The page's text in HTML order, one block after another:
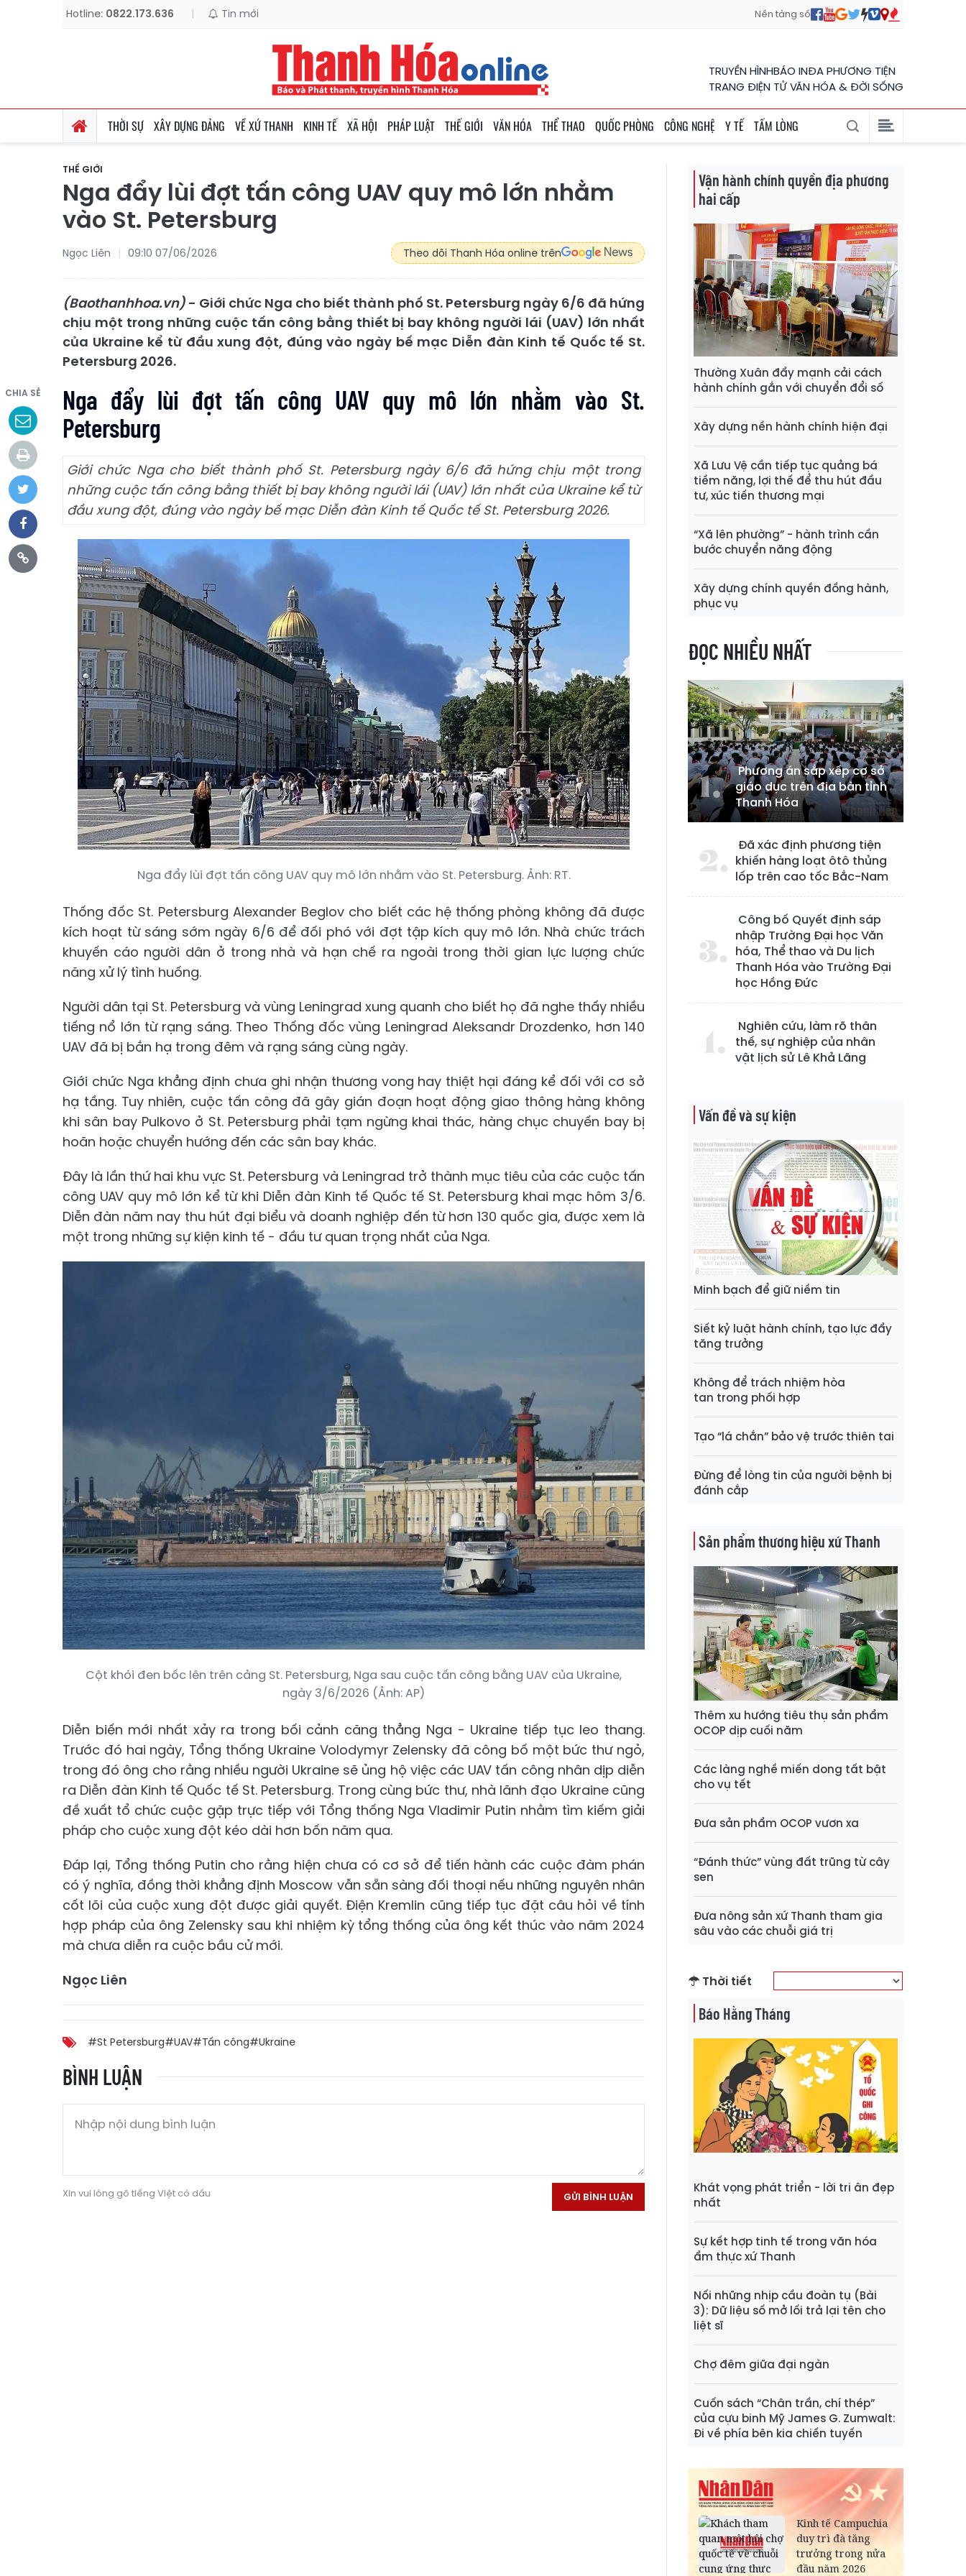
Hotline: 0822.173.636 | Tin mới Nền tảng số
TRUYỀN HÌNHBÁO INĐA PHƯƠNG TIỆN
TRANG ĐIỆN TỬ VĂN HÓA & ĐỜI SỐNG
THỜI SỰ XÂY DỰNG ĐẢNG VỀ XỨ THANH KINH TẾ XÃ HỘI PHÁP LUẬT THẾ GIỚI VĂN HÓA THỂ THAO QUỐC PHÒNG CÔNG NGHỆ Y TẾ TẤM LÒNG
THẾ GIỚI
Nga đẩy lùi đợt tấn công UAV quy mô lớn nhằm
vào St. Petersburg
Ngọc Liên 09:10 07/06/2026 Theo dõi Thanh Hóa online trên
(Baothanhhoa.vn) - Giới chức Nga cho biết thành phố St. Petersburg ngày 6/6 đã hứng
chịu một trong những cuộc tấn công bằng thiết bị bay không người lái (UAV) lớn nhất
của Ukraine kể từ đầu xung đột, đúng vào ngày bế mạc Diễn đàn Kinh tế Quốc tế St.
Petersburg 2026.
CHIA SẺ
Nga đẩy lùi đợt tấn công UAV quy mô lớn nhằm vào St.
Petersburg
Giới chức Nga cho biết thành phố St. Petersburg ngày 6/6 đã hứng chịu một trong
những cuộc tấn công bằng thiết bị bay không người lái (UAV) lớn nhất của Ukraine kể từ
đầu xung đột, đúng vào ngày bế mạc Diễn đàn Kinh tế Quốc tế St. Petersburg 2026.
Nga đẩy lùi đợt tấn công UAV quy mô lớn nhằm vào St. Petersburg. Ảnh: RT.
Thống đốc St. Petersburg Alexander Beglov cho biết các hệ thống phòng không đã được
kích hoạt từ sáng sớm ngày 6/6 để đối phó với đợt tập kích quy mô lớn. Nhà chức trách
khuyến cáo người dân ở trong nhà và hạn chế ra ngoài trong thời gian lực lượng chức
năng xử lý tình huống.
Người dân tại St. Petersburg và vùng Leningrad xung quanh cho biết họ đã nghe thấy nhiều
tiếng nổ lớn từ rạng sáng. Theo Thống đốc vùng Leningrad Aleksandr Drozdenko, hơn 140
UAV đã bị bắn hạ trong đêm và rạng sáng cùng ngày.
Giới chức Nga khẳng định chưa ghi nhận thương vong hay thiệt hại đáng kể đối với cơ sở
hạ tầng. Tuy nhiên, cuộc tấn công đã gây gián đoạn hoạt động giao thông hàng không
khi sân bay Pulkovo ở St. Petersburg phải tạm ngừng khai thác, hàng chục chuyến bay bị
hoãn hoặc chuyển hướng đến các sân bay khác.
Đây là lần thứ hai khu vực St. Petersburg và Leningrad trở thành mục tiêu của các cuộc tấn
công UAV quy mô lớn kể từ khi Diễn đàn Kinh tế Quốc tế St. Petersburg khai mạc hôm 3/6.
Diễn đàn năm nay thu hút đại biểu và doanh nghiệp đến từ hơn 130 quốc gia, được xem là
một trong những sự kiện kinh tế - đầu tư quan trọng nhất của Nga.
Cột khói đen bốc lên trên cảng St. Petersburg, Nga sau cuộc tấn công bằng UAV của Ukraine,
ngày 3/6/2026 (Ảnh: AP)
Diễn biến mới nhất xảy ra trong bối cảnh căng thẳng Nga - Ukraine tiếp tục leo thang.
Trước đó hai ngày, Tổng thống Ukraine Volodymyr Zelensky đã công bố một bức thư ngỏ,
trong đó ông cho rằng nhiều người Ukraine sẽ ủng hộ việc các UAV tấn công nhân dịp diễn
ra Diễn đàn Kinh tế Quốc tế St. Petersburg. Trong cùng bức thư, nhà lãnh đạo Ukraine cũng
đề xuất tổ chức cuộc gặp trực tiếp với Tổng thống Nga Vladimir Putin nhằm tìm kiếm giải
pháp cho cuộc xung đột kéo dài hơn bốn năm qua.
Đáp lại, Tổng thống Putin cho rằng hiện chưa có cơ sở để tiến hành các cuộc đàm phán
có ý nghĩa, đồng thời khẳng định Moscow vẫn sẵn sàng đối thoại nếu những nguyên nhân
cốt lõi của cuộc xung đột được giải quyết. Điện Kremlin cũng tiếp tục đặt câu hỏi về tính
hợp pháp của ông Zelensky sau khi nhiệm kỳ tổng thống của ông kết thúc vào năm 2024
mà chưa diễn ra cuộc bầu cử mới.
Ngọc Liên
#St Petersburg#UAV#Tấn công#Ukraine
BÌNH LUẬN
Xin vui lòng gõ tiếng Việt có dấu GỬI BÌNH LUẬN
Vận hành chính quyền địa phương
hai cấp
Thường Xuân đẩy mạnh cải cách
hành chính gắn với chuyển đổi số
Xây dựng nền hành chính hiện đại
Xã Lưu Vệ cần tiếp tục quảng bá
tiềm năng, lợi thế để thu hút đầu
tư, xúc tiến thương mại
“Xã lên phường” - hành trình cần
bước chuyển năng động
Xây dựng chính quyền đồng hành,
phục vụ
ĐỌC NHIỀU NHẤT
Phương án sắp xếp cơ sở
giáo dục trên địa bàn tỉnh
Thanh Hóa
Đã xác định phương tiện
khiến hàng loạt ôtô thủng
lốp trên cao tốc Bắc-Nam
Công bố Quyết định sáp
nhập Trường Đại học Văn
hóa, Thể thao và Du lịch
Thanh Hóa vào Trường Đại
học Hồng Đức
Nghiên cứu, làm rõ thân
thế, sự nghiệp của nhân
vật lịch sử Lê Khả Lãng
Vấn đề và sự kiện
Minh bạch để giữ niềm tin
Siết kỷ luật hành chính, tạo lực đẩy
tăng trưởng
Không để trách nhiệm hòa
tan trong phối hợp
Tạo “lá chắn” bảo vệ trước thiên tai
Đừng để lòng tin của người bệnh bị
đánh cắp
Sản phẩm thương hiệu xứ Thanh
Thêm xu hướng tiêu thụ sản phẩm
OCOP dịp cuối năm
Các làng nghề miến dong tất bật
cho vụ tết
Đưa sản phẩm OCOP vươn xa
“Đánh thức” vùng đất trũng từ cây
sen
Đưa nông sản xứ Thanh tham gia
sâu vào các chuỗi giá trị
Thời tiết
Báo Hằng Tháng
Khát vọng phát triển - lời tri ân đẹp
nhất
Sự kết hợp tinh tế trong văn hóa
ẩm thực xứ Thanh
Nối những nhịp cầu đoàn tụ (Bài
3): Dữ liệu số mở lối trả lại tên cho
liệt sĩ
Chợ đêm giữa đại ngàn
Cuốn sách “Chân trần, chí thép”
của cựu binh Mỹ James G. Zumwalt:
Đi về phía bên kia chiến tuyến